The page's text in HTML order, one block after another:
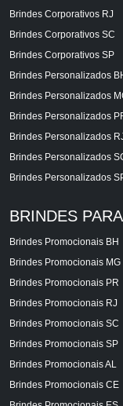
Brindes Corporativos RJ
Brindes Corporativos SC
Brindes Corporativos SP
Brindes Personalizados
Brindes Personalizados
Brindes Personalizados
Brindes Personalizados
Brindes Personalizados
Brindes Personalizados
BRINDES
Brindes Promocionais BH
Brindes Promocionais MG
Brindes Promocionais PR
Brindes Promocionais RJ
Brindes Promocionais SC
Brindes Promocionais SP
Brindes Promocionais AL
Brindes Promocionais CE